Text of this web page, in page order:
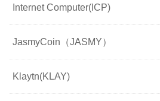
Internet Computer(ICP)
JasmyCoin（JASMY）
Klaytn(KLAY)